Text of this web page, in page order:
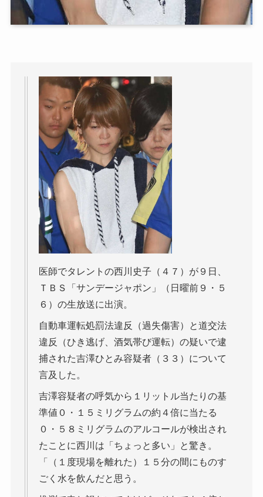
医師でタレントの西川史子（４７）が９日、
ＴＢＳ「サンデージャポン」（日曜前９・５
６）の生放送に出演。
自動車運転処罰法違反（過失傷害）と道交法
違反（ひき逃げ、酒気帯び運転）の疑いで逮
捕された吉澤ひとみ容疑者（３３）について
言及した。
吉澤容疑者の呼気から１リットル当たりの基
準値０・１５ミリグラムの約４倍に当たる
０・５８ミリグラムのアルコールが検出され
たことに西川は「ちょっと多い」と驚き。
「（１度現場を離れた）１５分の間にものす
ごく水を飲んだと思う。